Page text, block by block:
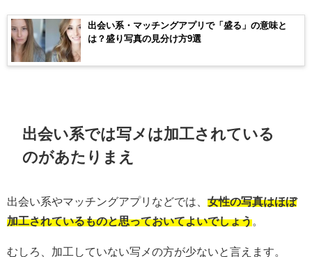
出会い系・マッチングアプリで「盛る」の意味と
は？盛り写真の見分け方9選
出会い系では写メは加工されている
のがあたりまえ
出会い系やマッチングアプリなどでは、 女性の写真はほぼ
加工されているものと思っておいてよいでしょう。
むしろ、加工していない写メの方が少ないと言えます。